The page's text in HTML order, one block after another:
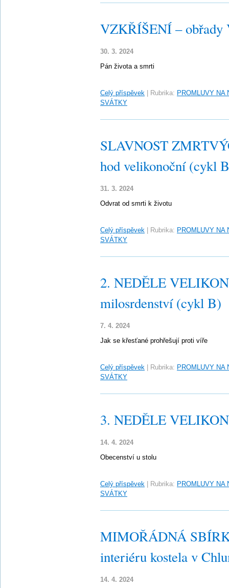
VZKŘÍŠENÍ – obřady
30. 3. 2024
Pán života a smrti
Celý příspěvek Rubrika: PROMLUVY NA
SVÁTKY
SLAVNOST
hod velikonoční (cykl
31. 3. 2024
Odvrat od smrti k životu
Celý příspěvek Rubrika: PROMLUVY NA
SVÁTKY
2. NEDĚLE
milosrdenství (cykl B)
7. 4. 2024
Jak se křesťané prohřešují proti víře
Celý příspěvek Rubrika: PROMLUVY NA
SVÁTKY
3. NEDĚLE
14. 4. 2024
Obecenství u stolu
Celý příspěvek Rubrika: PROMLUVY NA
SVÁTKY
MIMOŘÁDNÁ
interiéru kostela v
14. 4. 2024